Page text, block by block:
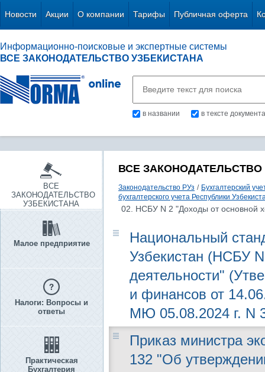
Новости Акции О компании Тарифы Публичная оферта
Информационно-поисковые и экспертные системы
ВСЕ ЗАКОНОДАТЕЛЬСТВО УЗБЕКИСТАНА
в названии в тексте документа
ВСЕ
ЗАКОНОДАТЕЛЬСТВО
УЗБЕКИСТАНА
Малое предприятие
Налоги: Вопросы и
ответы
Практическая
Бухгалтерия
ВСЕ ЗАКОНОДАТЕЛЬСТВО
Законодательство РУз / Бухгалтерский
бухгалтерского учета Республики
02. НСБУ N 2 "Доходы от основной
Национальный
Узбекистан (НСБУ
деятельности"
и финансов от
МЮ 05.08.2024 г. N
Приказ министра
132 "Об